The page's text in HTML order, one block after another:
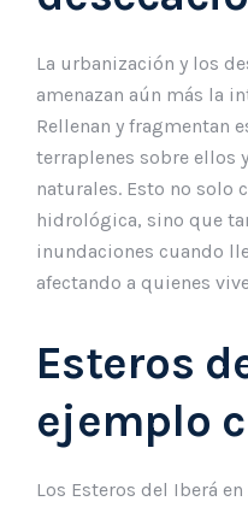
La urbanización y los
amenazan aún más la
Rellenan y fragmentan
terraplenes sobre ellos
naturales. Esto no solo
hidrológica, sino que
inundaciones cuando
afectando a quienes
Esteros
ejemplo
Los Esteros del Iberá